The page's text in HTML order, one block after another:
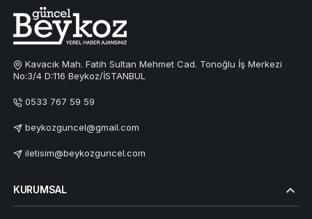
Kavacık Mah. Fatih Sultan Mehmet Cad. Tonoğlu İş Merkezi
No:3/4 D:116 Beykoz/İSTANBUL
0533 767 59 59
beykozguncel@gmail.com
iletisim@beykozguncel.com
KURUMSAL